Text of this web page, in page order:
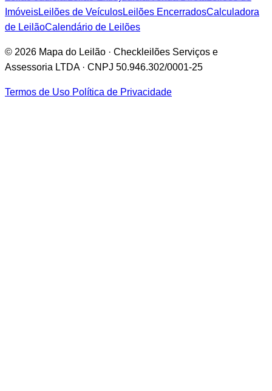
ImóveisLeilões de VeículosLeilões EncerradosCalculadora
de LeilãoCalendário de Leilões
© 2026 Mapa do Leilão · Checkleilões Serviços e
Assessoria LTDA · CNPJ 50.946.302/0001-25
Termos de Uso Política de Privacidade